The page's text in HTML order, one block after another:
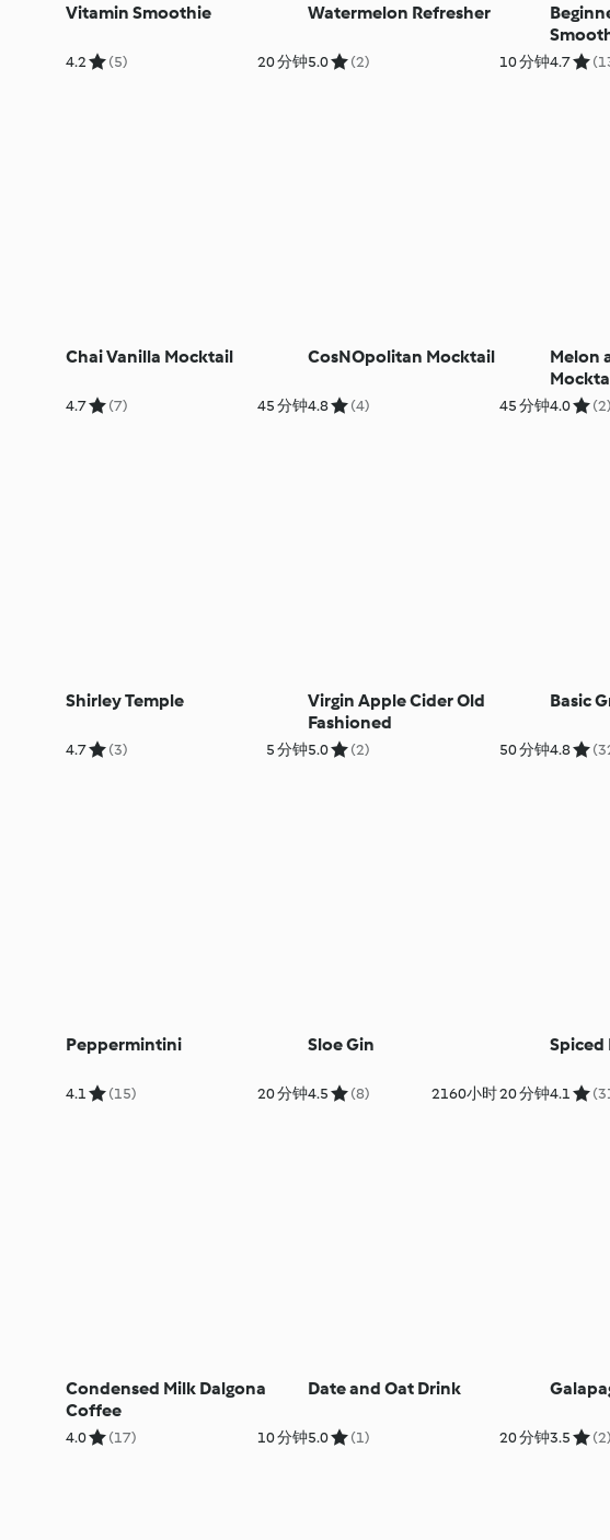
Vitamin Smoothie
4.2 (5) 20 分钟
Watermelon Refresher
5.0 (2) 10 分钟4.7
Chai Vanilla Mocktail
4.7 (7) 45 分钟
CosNOpolitan Mocktail
4.8 (4) 45 分钟
Melon
4.0 (2)
Shirley Temple
4.7 (3) 5 分钟
Virgin Apple Cider Old
Fashioned
5.0 (2) 50 分钟
Basic
4.8
Peppermintini
4.1 (15) 20 分钟
Sloe Gin
4.5 (8) 2160小时 20 分钟
Spiced
4.1
Condensed Milk Dalgona
Coffee
4.0 (17) 10 分钟
Date and Oat Drink
5.0 (1) 20 分钟3.5 (2)